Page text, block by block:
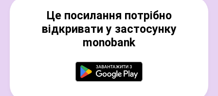
Це посилання потрібно
відкривати у застосунку
monobank